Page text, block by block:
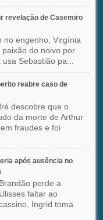
revelação de Casemiro
no engenho, Virgínia
do noivo por
Sebastião pa...
reabre caso de
descobre que o
da morte de Arthur
fraudes e foi
após ausência no
perde a
faltar ao
Ingrid toma